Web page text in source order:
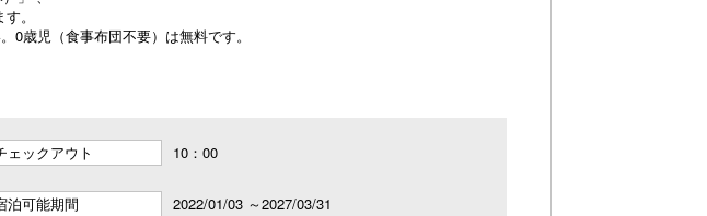
。
0歳児（食事布団不要）は無料です。
ェックアウト 10：00
泊可能期間
2022/01/03 ～2027/03/31